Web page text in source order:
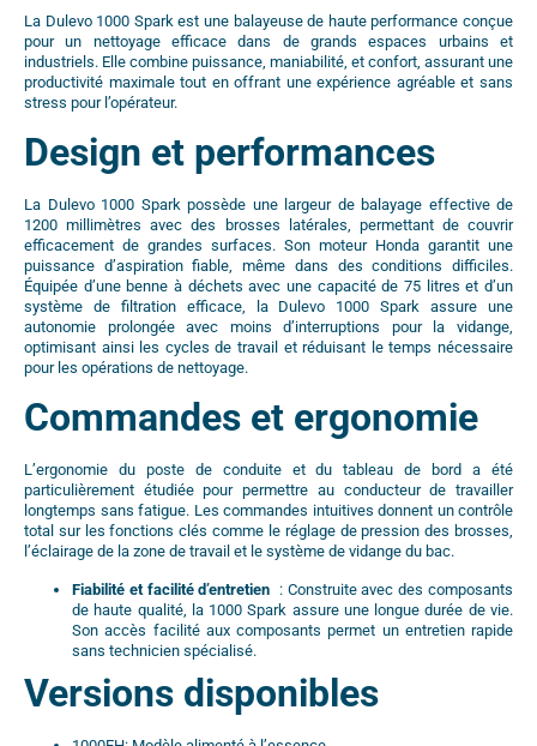
La Dulevo 1000 Spark est une balayeuse de haute performance conçue
pour un nettoyage efficace dans de grands espaces urbains et
industriels. Elle combine puissance, maniabilité, et confort, assurant une
productivité maximale tout en offrant une expérience agréable et sans
stress pour l’opérateur.
Design et performances
La Dulevo 1000 Spark possède une largeur de balayage effective de
1200 millimètres avec des brosses latérales, permettant de couvrir
efficacement de grandes surfaces. Son moteur Honda garantit une
puissance d’aspiration fiable, même dans des conditions difficiles.
Équipée d’une benne à déchets avec une capacité de 75 litres et d’un
système de filtration efficace, la Dulevo 1000 Spark assure une
autonomie prolongée avec moins d’interruptions pour la vidange,
optimisant ainsi les cycles de travail et réduisant le temps nécessaire
pour les opérations de nettoyage.
Commandes et ergonomie
L’ergonomie du poste de conduite et du tableau de bord a été
particulièrement étudiée pour permettre au conducteur de travailler
longtemps sans fatigue. Les commandes intuitives donnent un contrôle
total sur les fonctions clés comme le réglage de pression des brosses,
l’éclairage de la zone de travail et le système de vidange du bac.
Fiabilité et facilité d’entretien : Construite avec des composants
de haute qualité, la 1000 Spark assure une longue durée de vie.
Son accès facilité aux composants permet un entretien rapide
sans technicien spécialisé.
Versions disponibles